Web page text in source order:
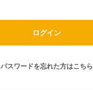
パスワードを忘れた方はこちら